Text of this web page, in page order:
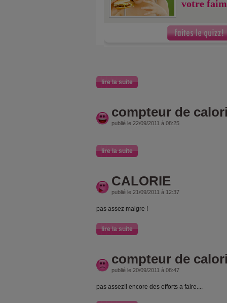
votre
lire la suite
compteur de
publié le 22/09/2011 à 08:25
lire la suite
CALORIE
publié le 21/09/2011 à 12:37
pas assez maigre !
lire la suite
compteur de
publié le 20/09/2011 à 08:47
pas assez!! encore des efforts a faire....